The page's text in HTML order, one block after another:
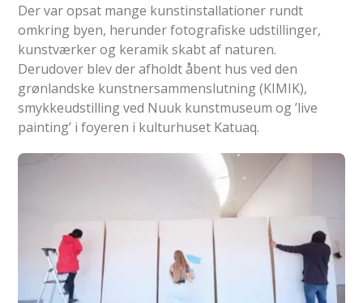
Der var opsat mange kunstinstallationer rundt
omkring byen, herunder fotografiske udstillinger,
kunstværker og keramik skabt af naturen.
Derudover blev der afholdt åbent hus ved den
grønlandske kunstnersammenslutning (KIMIK),
smykkeudstilling ved Nuuk kunstmuseum og ’live
painting’ i foyeren i kulturhuset Katuaq.